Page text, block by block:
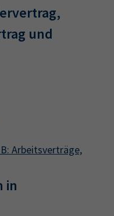
und
Arbeitsverträge,
in